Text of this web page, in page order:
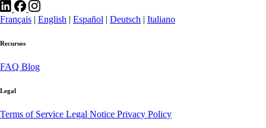
Français | English | Español | Deutsch | Italiano
Recursos
FAQ Blog
Legal
Terms of Service Legal Notice Privacy Policy